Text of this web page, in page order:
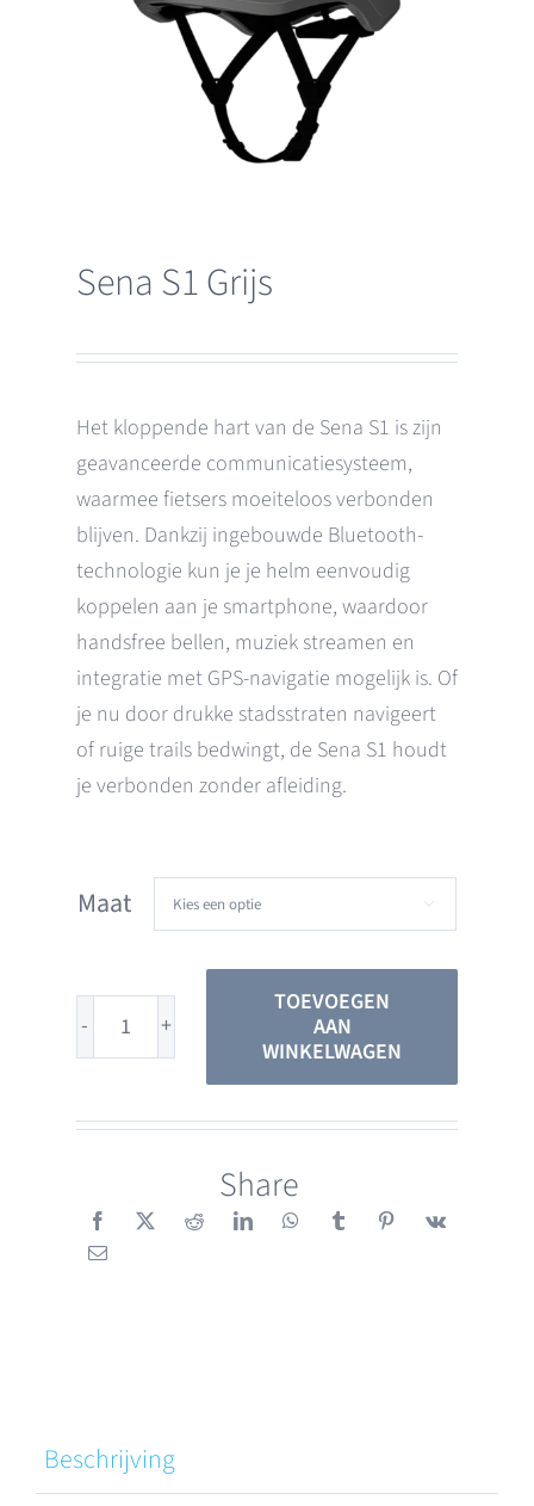
Sena S1 Grijs
Het kloppende hart van de Sena S1 is zijn
geavanceerde communicatiesysteem,
waarmee fietsers moeiteloos verbonden
blijven. Dankzij ingebouwde Bluetooth-
technologie kun je je helm eenvoudig
koppelen aan je smartphone, waardoor
handsfree bellen, muziek streamen en
integratie met GPS-navigatie mogelijk is. Of
je nu door drukke stadsstraten navigeert
of ruige trails bedwingt, de Sena S1 houdt
je verbonden zonder afleiding.
Maat 
Sena
Grijs
TOEVOEGEN
AAN
WINKELWAGEN
Share
Beschrijving